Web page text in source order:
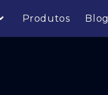
Produtos Blog